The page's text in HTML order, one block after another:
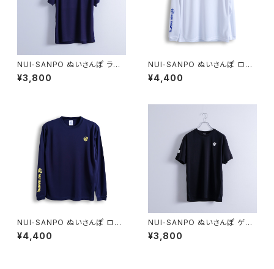
NUI-SANPO ぬいさんぽ ラケ
ット破壊 I'mChiken ドライTシ
ャツ ネイビー
¥3,800
NUI-SANPO ぬいさんぽ ロゴ
ドライロングスリーブTEE / ホ
ワイト
¥4,400
NUI-SANPO ぬいさんぽ ロゴ
ドライロングスリーブTEE / ネ
イビー
¥4,400
NUI-SANPO ぬいさんぽ ゲー
ムシャツ ブラック
¥3,800